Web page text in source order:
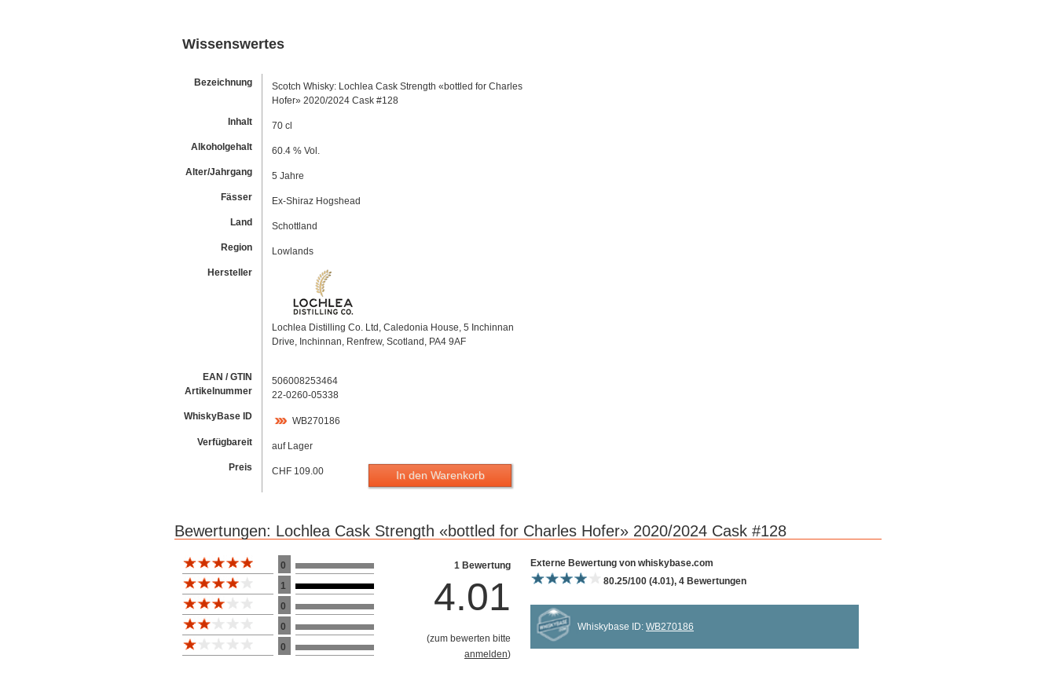
Wissenswertes
Bezeichnung
Scotch Whisky: Lochlea Cask Strength «bottled for Charles
Hofer» 2020/2024 Cask #128
Inhalt
70 cl
Alkoholgehalt
60.4 % Vol.
Alter/Jahrgang
5 Jahre
Fässer
Ex-Shiraz Hogshead
Land
Schottland
Region
Lowlands
Hersteller
Lochlea Distilling Co. Ltd, Caledonia House, 5 Inchinnan
Drive, Inchinnan, Renfrew, Scotland, PA4 9AF
EAN / GTIN
Artikelnummer
506008253464
22-0260-05338
WhiskyBase ID
WB270186
Verfügbareit
auf Lager
Preis
CHF 109.00 In den Warenkorb
Bewertungen: Lochlea Cask Strength «bottled for Charles Hofer» 2020/2024 Cask #128
Bewertung 10
0
1
0
0
0
1 Bewertung
4.01
(zum bewerten bitte
anmelden)
Bewertung 10
Externe Bewertung von whiskybase.com
80.25/100 (4.01), 4 Bewertungen
Whiskybase ID: WB270186